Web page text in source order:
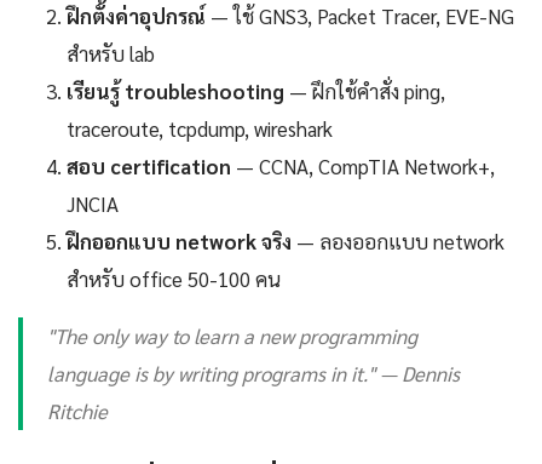
ฝึกตั้งค่าอุปกรณ์ — ใช้ GNS3, Packet Tracer, EVE-NG
สำหรับ lab
เรียนรู้ troubleshooting — ฝึกใช้คำสั่ง ping,
traceroute, tcpdump, wireshark
สอบ certification — CCNA, CompTIA Network+,
JNCIA
ฝึกออกแบบ network จริง — ลองออกแบบ network
สำหรับ office 50-100 คน
"The only way to learn a new programming
language is by writing programs in it." — Dennis
Ritchie